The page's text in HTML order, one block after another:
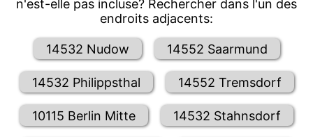
n'est-elle pas incluse? Rechercher dans l'un des
endroits adjacents:
14532 Nudow 14552 Saarmund
14532 Philippsthal 14552 Tremsdorf
10115 Berlin Mitte 14532 Stahnsdorf